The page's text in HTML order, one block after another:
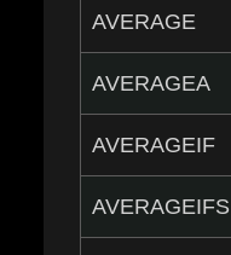
AVERAGE
AVERAGEA
AVERAGEIF
AVERAGEIFS